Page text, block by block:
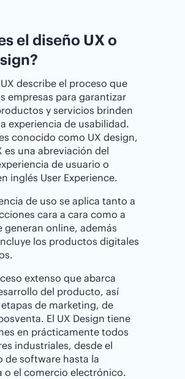
el diseño UX o
describe el proceso que
empresas para garantizar
y servicios brinden
experiencia de usabilidad.
conocido como UX design,
es una abreviación del
de usuario o
inglés User Experience.
de uso se aplica tanto a
cara a cara como a
generan online, además
los productos digitales
extenso que abarca
del producto, así
de marketing, de
El UX Design tiene
en prácticamente todos
industriales, desde el
de software hasta la
o el comercio electrónico.